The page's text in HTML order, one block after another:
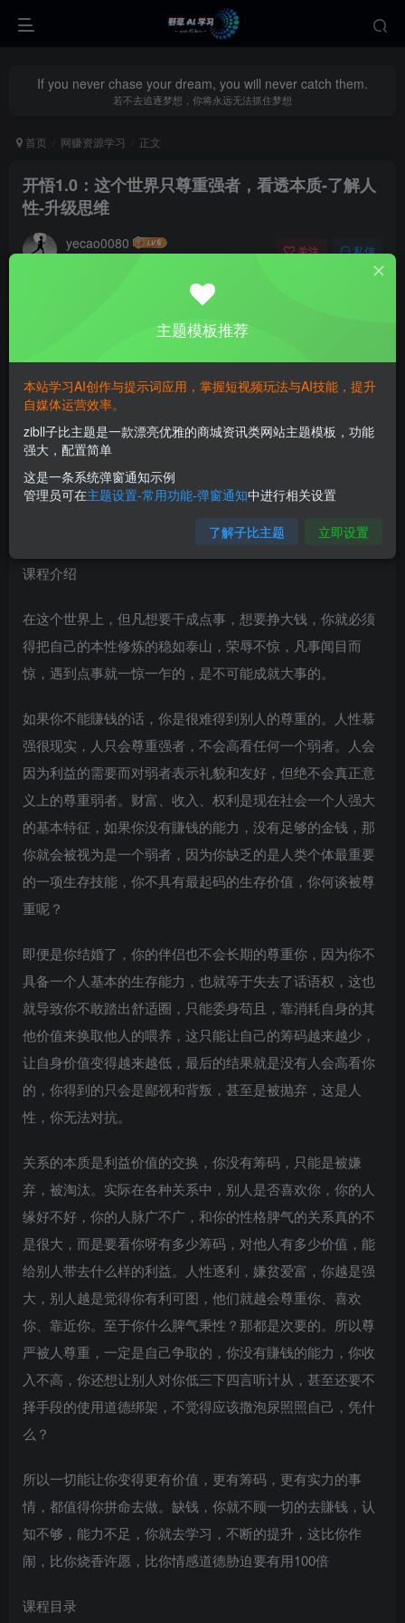
If you never chase your dream, you will never catch them.
若不去追逐梦想，你将永远无法抓住梦想
首页 网赚资源学习 正文
开悟1.0：这个世界只尊重强者，看透本质-了解人
性-升级思维
yecao0080 关注 私信
课程介绍
在这个世界上，但凡想要干成点事，想要挣大钱，你就必须
得把自己的本性修炼的稳如泰山，荣辱不惊，凡事闻目而
惊，遇到点事就一惊一乍的，是不可能成就大事的。
如果你不能賺钱的话，你是很难得到别人的尊重的。人性慕
强很现实，人只会尊重强者，不会高看任何一个弱者。人会
因为利益的需要而对弱者表示礼貌和友好，但绝不会真正意
义上的尊重弱者。财富、收入、权利是现在社会一个人强大
的基本特征，如果你没有賺钱的能力，没有足够的金钱，那
你就会被视为是一个弱者，因为你缺乏的是人类个体最重要
的一项生存技能，你不具有最起码的生存价值，你何谈被尊
重呢？
即便是你结婚了，你的伴侣也不会长期的尊重你，因为你不
具备一个人基本的生存能力，也就等于失去了话语权，这也
就导致你不敢踏出舒适圈，只能委身苟且，靠消耗自身的其
他价值来换取他人的喂养，这只能让自己的筹码越来越少，
让自身价值变得越来越低，最后的结果就是没有人会高看你
的，你得到的只会是鄙视和背叛，甚至是被抛弃，这是人
性，你无法对抗。
关系的本质是利益价值的交换，你没有筹码，只能是被嫌
弃，被淘汰。实际在各种关系中，别人是否喜欢你，你的人
缘好不好，你的人脉广不广，和你的性格脾气的关系真的不
是很大，而是要看你呀有多少筹码，对他人有多少价值，能
给别人带去什么样的利益。人性逐利，嫌贫爱富，你越是强
大，别人越是觉得你有利可图，他们就越会尊重你、喜欢
你、靠近你。至于你什么脾气秉性？那都是次要的。所以尊
严被人尊重，一定是自己争取的，你没有賺钱的能力，你收
入不高，你还想让别人对你低三下四言听计从，甚至还要不
择手段的使用道德绑架，不觉得应该撒泡尿照照自己，凭什
么？
所以一切能让你变得更有价值，更有筹码，更有实力的事
情，都值得你拼命去做。缺钱，你就不顾一切的去賺钱，认
知不够，能力不足，你就去学习，不断的提升，这比你作
闹，比你烧香许愿，比你情感道德胁迫要有用100倍
课程目录
主题模板推荐
本站学习AI创作与提示词应用，掌握短视频玩法与AI技能，提升
自媒体运营效率。
zibll子比主题是一款漂亮优雅的商城资讯类网站主题模板，功能
强大，配置简单
这是一条系统弹窗通知示例
管理员可在主题设置-常用功能-弹窗通知中进行相关设置
了解子比主题 立即设置